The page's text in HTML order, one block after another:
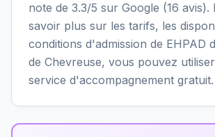
note de 3.3/5 sur Google (16 avis).
savoir plus sur les tarifs, les
conditions d'admission de EHPAD
de Chevreuse, vous pouvez
service d'accompagnement gratuit.